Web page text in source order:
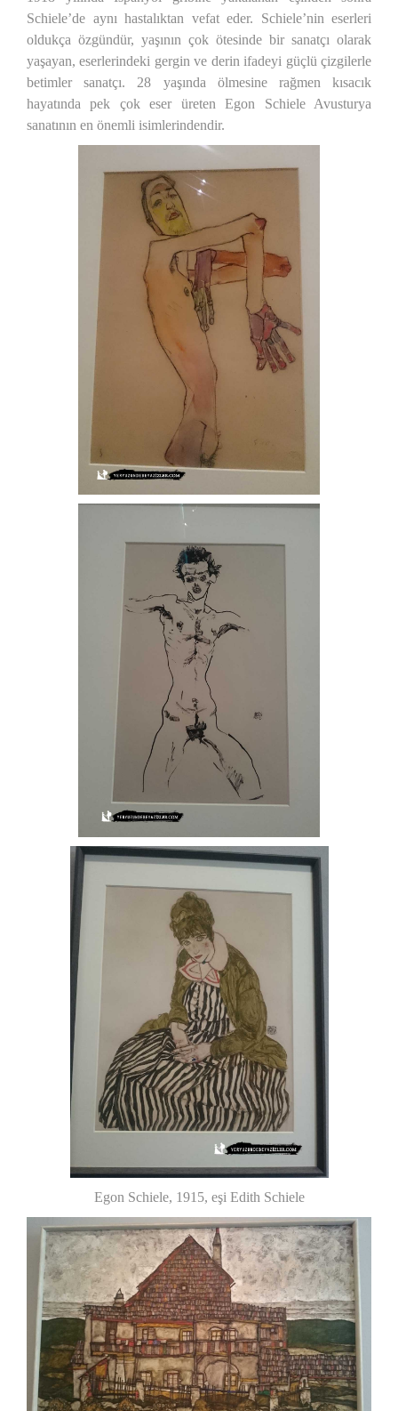
Schiele’de aynı hastalıktan vefat eder. Schiele’nin eserleri
oldukça özgündür, yaşının çok ötesinde bir sanatçı olarak
yaşayan, eserlerindeki gergin ve derin ifadeyi güçlü çizgilerle
betimler sanatçı. 28 yaşında ölmesine rağmen kısacık
hayatında pek çok eser üreten Egon Schiele Avusturya
sanatının en önemli isimlerindendir.
Egon Schiele, 1915, eşi Edith Schiele